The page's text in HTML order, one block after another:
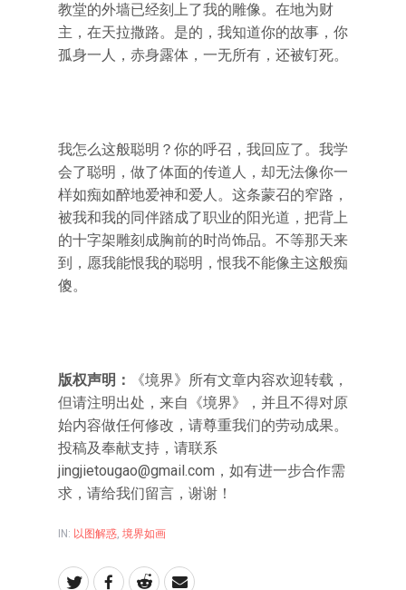
教堂的外墙已经刻上了我的雕像。在地为财
主，在天拉撒路。是的，我知道你的故事，你
孤身一人，赤身露体，一无所有，还被钉死。
我怎么这般聪明？你的呼召，我回应了。我学
会了聪明，做了体面的传道人，却无法像你一
样如痴如醉地爱神和爱人。这条蒙召的窄路，
被我和我的同伴踏成了职业的阳光道，把背上
的十字架雕刻成胸前的时尚饰品。不等那天来
到，愿我能恨我的聪明，恨我不能像主这般痴
傻。
版权声明：
《境界》所有文章内容欢迎转载，
但请注明出处，来自《境界》，并且不得对原
始内容做任何修改，请尊重我们的劳动成果。
投稿及奉献支持，请联系
jingjietougao@gmail.com ，如有进一步合作需
求，请给我们留言，谢谢！
IN: 以图解惑, 境界如画